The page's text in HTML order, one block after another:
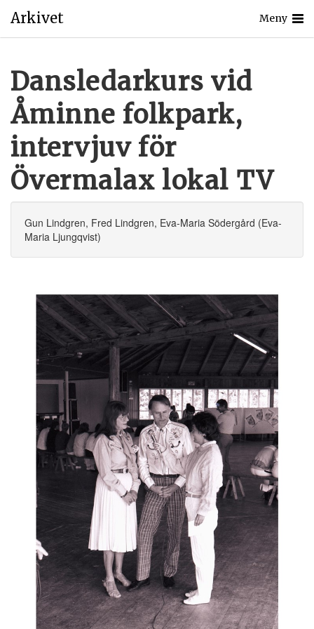
Arkivet Meny
Dansledarkurs vid
Åminne folkpark,
intervjuv för
Övermalax lokal TV
Gun Lindgren, Fred Lindgren, Eva-Maria Södergård (Eva-
Maria Ljungqvist)